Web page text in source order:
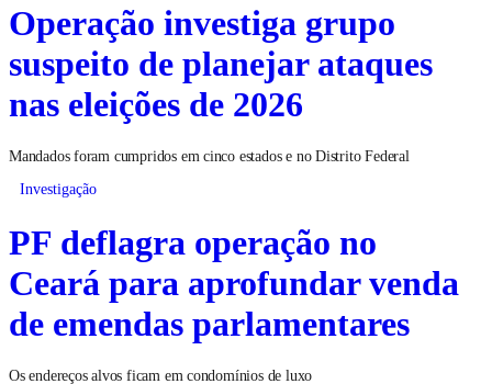
Operação investiga grupo
suspeito de planejar ataques
nas eleições de 2026
Mandados foram cumpridos em cinco estados e no Distrito Federal
Investigação
PF deflagra operação no
Ceará para aprofundar venda
de emendas parlamentares
Os endereços alvos ficam em condomínios de luxo